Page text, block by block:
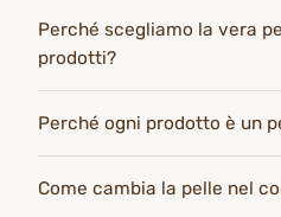
Perché scegliamo la vera
prodotti?
Perché ogni prodotto è un
Come cambia la pelle nel